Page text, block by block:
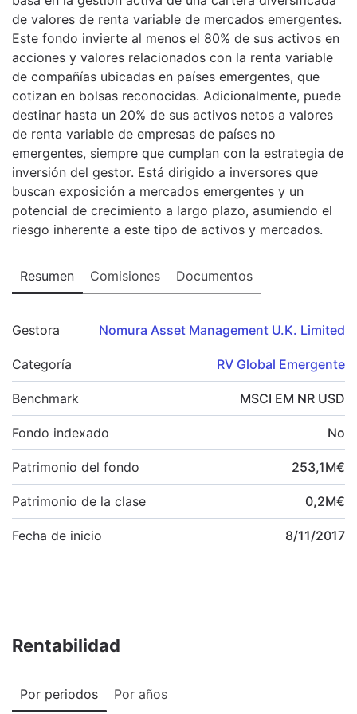
de valores de renta variable de mercados emergentes.
Este fondo invierte al menos el 80% de sus activos en
acciones y valores relacionados con la renta variable
de compañías ubicadas en países emergentes, que
cotizan en bolsas reconocidas. Adicionalmente, puede
destinar hasta un 20% de sus activos netos a valores
de renta variable de empresas de países no
emergentes, siempre que cumplan con la estrategia de
inversión del gestor. Está dirigido a inversores que
buscan exposición a mercados emergentes y un
potencial de crecimiento a largo plazo, asumiendo el
riesgo inherente a este tipo de activos y mercados.
Resumen Comisiones Documentos
Gestora Nomura Asset Management U.K. Limited
Categoría RV Global Emergente
Benchmark MSCI EM NR USD
Fondo indexado No
Patrimonio del fondo 253,1M€
Patrimonio de la clase 0,2M€
Fecha de inicio 8/11/2017
Rentabilidad
Por periodos Por años